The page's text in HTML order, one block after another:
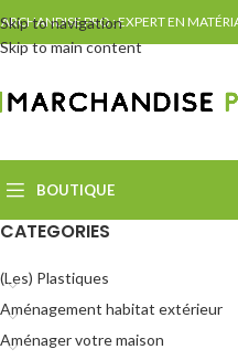
Skip to navigation
Skip to main content
PRO : EXPERT EN
BOUTIQUE
CATEGORIES
(Les) Plastiques
Aménagement habitat extérieur
Aménager votre maison